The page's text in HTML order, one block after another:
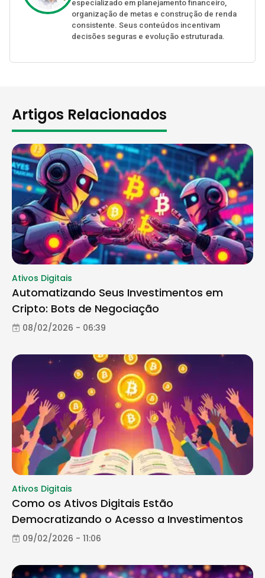
especializado em planejamento financeiro,
organização de metas e construção de renda
consistente. Seus conteúdos incentivam
decisões seguras e evolução estruturada.
Artigos Relacionados
Ativos Digitais
Automatizando Seus Investimentos em
Cripto: Bots de Negociação
08/02/2026 - 06:39
Ativos Digitais
Como os Ativos Digitais Estão
Democratizando o Acesso a Investimentos
09/02/2026 - 11:06